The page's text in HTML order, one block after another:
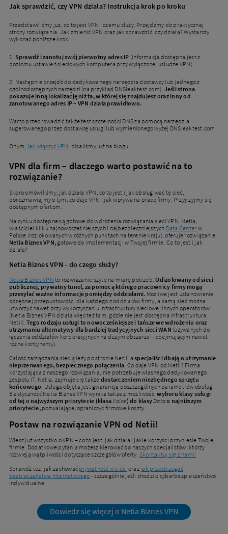
Jak sprawdzić, czy VPN działa? Instrukcja krok po kroku
Przedstawiliśmy już, co to jest VPN i czemu służy. Przejdźmy do praktycznej
strony rozwiązania. Jak zmienić VPN oraz jak sprawdzić, czy działa? Wystarczy
wykonać poniższe kroki.
1. Sprawdź i zanotuj swój pierwotny adres IP (informacja dostępna jest z
poziomu ustawień sieciowych komputera przy wyłączonej usłudze VPN).
2. Następnie przejdź do dedykowanego narzędzia dostawcy lub jednego z
ogólnodostępnych narzędzi (na przykład DNSleaktest.com). Jeśli strona
pokazuje inną lokalizację niż ta, w której się znajdujesz oraz inny od
zanotowanego adres IP – VPN działa prawidłowo.
Warto przeprowadzić także test szczelności DNS za pomocą narzędzia
sugerowanego przez dostawcę usługi lub wymienionego wyżej DNSleaktest.com.
O tym, jak włączyć VPN , pisaliśmy już na blogu.
VPN dla firm – dlaczego warto postawić na to
rozwiązanie?
Skoro omówiliśmy, jak działa VPN, co to jest i jak obsługiwać tę sieć,
porozmawiajmy o tym, co daje VPN i jak wpływa na pracę firmy. Przyjrzyjmy się
dostępnym ofertom.
Na rynku dostępne są gotowe do wdrożenia rozwiązania sieci VPN. Netia,
właściciel kilku najnowocześniejszych i najbezpieczniejszych Data Center w
Polsce (rozlokowanych w różnych punktach na terenie kraju), oferuje rozwiązanie
Netia Biznes VPN, gotowe do implementacji w Twojej firmie. Co to jest i jak
działa?
Netia Biznes VPN - do czego służy?
Netia Biznes VPN to rozwiązanie szyte na miarę potrzeb.Odizolowany od sieci
publicznej, prywatny tunel, za pomocą którego pracownicy firmy mogą
przesyłać ważne informacje pomiędzy oddziałami. Możliwe jest ustanowienie
odrębnej przepustowości dla każdego z oddziałów firmy, a samą sieć można
utworzyć nawet przy wykorzystaniu infrastruktury sieciowej innych operatorów
(Netia Biznes VPN działa więc też tam, gdzie nie jest dostępna infrastruktura
Netii). Tego rodzaju usługi to nowocześniejsze i tańsze we wdrożeniu oraz
utrzymaniu alternatywy dla bardziej tradycyjnych sieci WAN (używanych do
łączenia oddziałów korporacyjnych na dużym obszarze – obejmującym nawet
różne kontynenty).
Całość zarządzania siecią leży po stronie Netii, aspecjaliści dbają o utrzymanie
nieprzerwanego, bezpiecznego połączenia . Co daje VPN od Netii? Firma
korzystająca z naszego rozwiązania, nie potrzebuje własnego dedykowanego
zespołu IT. Netia, zajmuje się także dostarczeniem niezbędnego sprzętu
końcowego . Usługa objęta jest gwarancją poszczególnych parametrów obsługi.
Elastyczność Netia Biznes VPN wynika także z możliwościwyboru klasy usługi
od tej o najwyższym priorytecie (klasa Voice) do klasyDatao najniższym
priorytecie,pozwalającej ograniczyć firmowe koszty.
Postaw na rozwiązanie VPN od Netii!
Wiesz już wszystko o VPN – co to jest, jak działa i jakie korzyści przyniesie Twojej
firmie. Dodatkowe pytania możesz kierować do naszych specjalistów, którzy
rozwieją wątpliwości dotyczące szczegółów oferty.Skontaktuj się z nami!
Sprawdź też, jak zachować prywatność w sieci oraz jak przestrzegać
bezpieczeństwa internetowego - szczególnie jeśli chodzi o cyberbezpieczeństwo
indywidualne.
Dowiedz się więcej o Netia Biznes VPN